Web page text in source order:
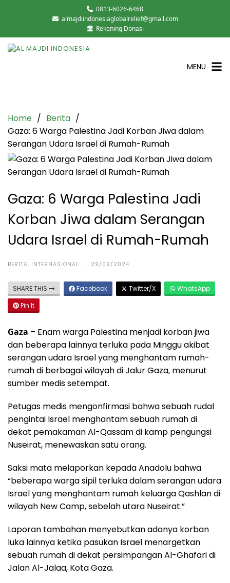
0813-6026-6468
almajdiindonesiaglobalrelief@gmail.com
Rekening Donasi
MENU
Home
Berita
Gaza: 6 Warga Palestina Jadi Korban Jiwa dalam
Serangan Udara Israel di Rumah-Rumah
Gaza: 6 Warga Palestina Jadi
Korban Jiwa dalam Serangan
Udara Israel di Rumah-Rumah
BERITA, INTERNASIONAL · 29/09/2024
SHARE THIS Facebook Twitter/X
WhatsApp
Pin It
Gaza – Enam warga Palestina menjadi korban jiwa
dan beberapa lainnya terluka pada Minggu akibat
serangan udara Israel yang menghantam rumah-
rumah di berbagai wilayah di Jalur Gaza, menurut
sumber medis setempat.
Petugas medis mengonfirmasi bahwa sebuah rudal
pengintai Israel menghantam sebuah rumah di
dekat pemakaman Al-Qassam di kamp pengungsi
Nuseirat, menewaskan satu orang.
Saksi mata melaporkan kepada Anadolu bahwa
“beberapa warga sipil terluka dalam serangan udara
Israel yang menghantam rumah keluarga Qashlan di
wilayah New Camp, sebelah utara Nuseirat.”
Laporan tambahan menyebutkan adanya korban
luka lainnya ketika pasukan Israel menargetkan
sebuah rumah di dekat persimpangan Al-Ghafari di
Jalan Al-Jalaa, Kota Gaza.